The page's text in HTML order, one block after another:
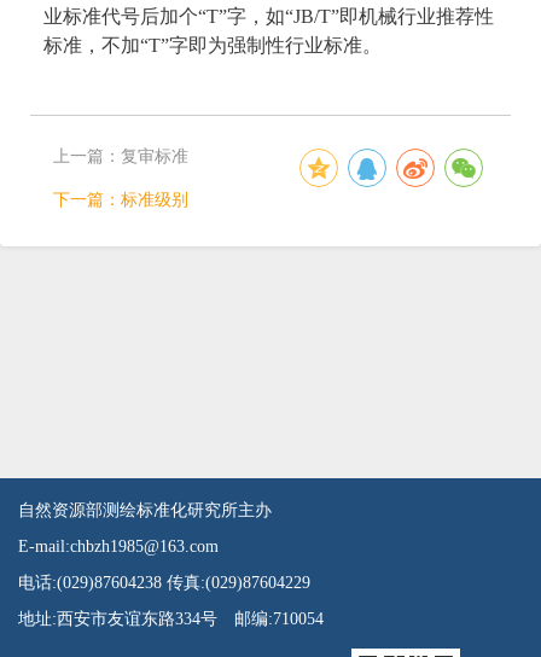
业标准代号后加个“T”字，如“JB/T”即机械行业推荐性
标准，不加“T”字即为强制性行业标准。
上一篇： 复审标准
下一篇： 标准级别
自然资源部测绘标准化研究所主办
E-mail:chbzh1985@163.com
电话:(029)87604238 传真:(029)87604229
地址:西安市友谊东路334号 邮编:710054